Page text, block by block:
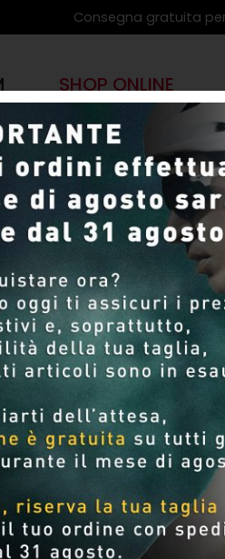
Consegna gratuita
SHOP ONLINE
SHOP ONLINE
Per pagina